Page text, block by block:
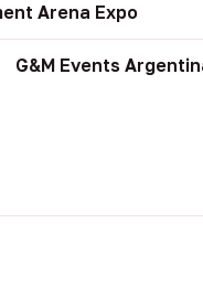
Arena Expo
G&M Events